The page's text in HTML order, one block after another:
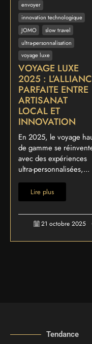
envoyer
innovation technologique
JOMO
slow travel
ultra-personnalisation
voyage luxe
VOYAGE LUXE
2025 :
PARFAITE ENTRE
ARTISANAT
LOCAL ET
INNOVATION
En 2025, le voyage
de gamme se
avec des expériences
ultra-personnalisées,...
Lire plus
21 octobre 2025
Tendance